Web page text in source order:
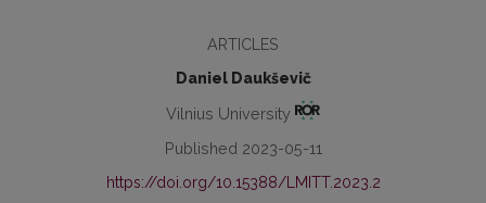
ARTICLES
Daniel Daukševič
Vilnius University
Published 2023-05-11
https://doi.org/10.15388/LMITT.2023.2